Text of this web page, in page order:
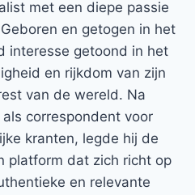
met een diepe passie
en getogen in het
interesse getoond in het
en rijkdom van zijn
van de wereld. Na
correspondent voor
kranten, legde hij de
platform dat zich richt op
en relevante